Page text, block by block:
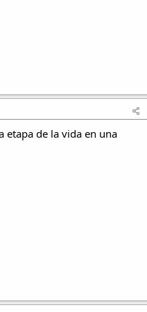
etapa de la vida en una